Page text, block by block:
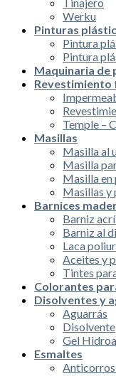
Werku
Pinturas
Pintura
Pintura
Maquinaria de
Revestimiento
Temple –
Masillas
Masilla al
Masilla
Masilla en
Masillas y
Barnices
Barniz
Barniz al
Laca
Aceites y
Tintes
Colorantes
Disolventes y
Aguarrás
Disolvente
Gel
Esmaltes